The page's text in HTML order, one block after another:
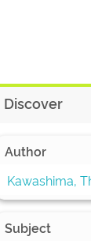
Discover
Author
Kawashima,
Subject